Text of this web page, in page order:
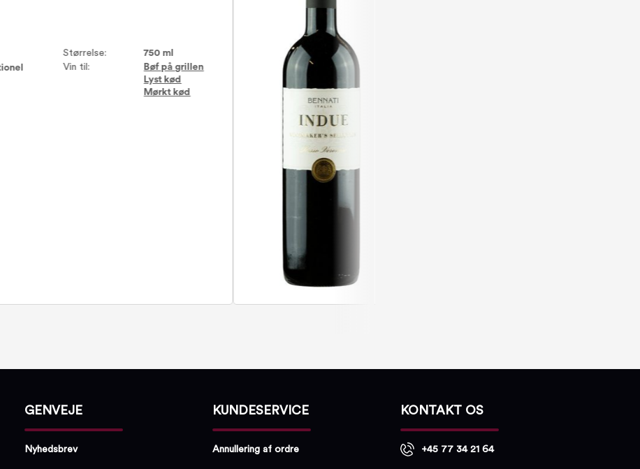
Størrelse:
750 ml
Vin til:
Bøf på grillen
Lyst kød
Mørkt kød
GENVEJE
Nyhedsbrev
KUNDESERVICE
Annullering af ordre
KONTAKT OS
+45 77 34 21 64